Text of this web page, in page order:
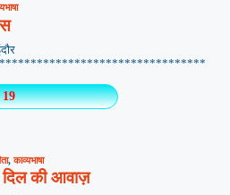
,काव्यभाषा
दिल की आवाज़